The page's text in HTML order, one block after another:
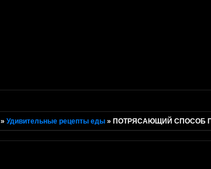
»Удивительные рецепты еды » ПОТРЯСАЮЩИЙ СПОСОБ